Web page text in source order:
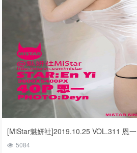
[MiStar魅妍社]2019.10.25 VOL.311 恩一
5084